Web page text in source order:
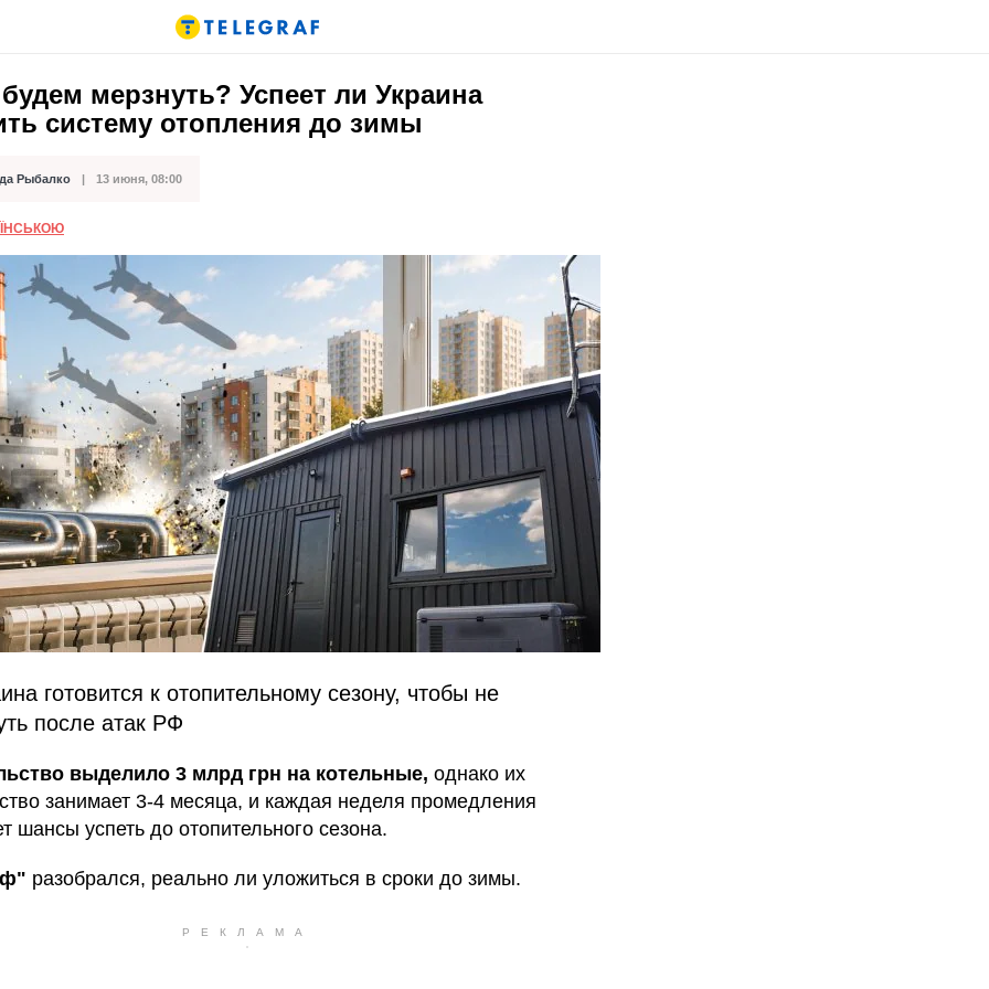
мерзнуть? Успеет ли Украина
систему отопления до зимы
Рыбалко 13 июня, 08:00
готовится к отопительному сезону, чтобы не
после атак РФ
выделило 3 млрд грн на котельные, однако их
занимает 3-4 месяца, и каждая неделя промедления
шансы успеть до отопительного сезона.
разобрался, реально ли уложиться в сроки до зимы.